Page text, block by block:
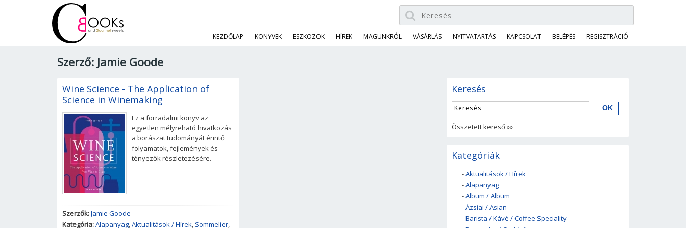
KEZDŐLAP KÖNYVEK ESZKÖZÖK HÍREK MAGUNKRÓL VÁSÁRLÁS NYITVATARTÁS KAPCSOLAT BELÉPÉS REGISZTRÁCIÓ
Szerző: Jamie Goode
Wine Science - The Application of
Science in Winemaking
Ez a forradalmi könyv az
egyetlen mélyreható hivatkozás
a borászat tudományát érintő
folyamatok, fejlemények és
tényezők részletezésére.
Szerzők:Jamie Goode
Kategória:Alapanyag,Aktualitások / Hírek, Sommelier,
Keresés
Összetett kereső »»
Kategóriák
-Aktualitások / Hírek
-Alapanyag
-Album / Album
-Ázsiai / Asian
-Barista / Kávé / Coffee Speciality